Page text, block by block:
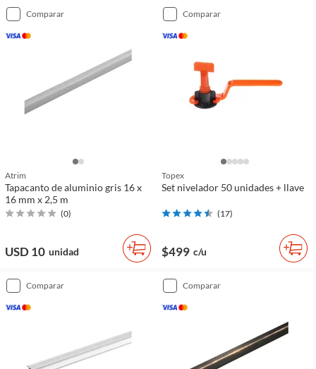
comparar
Atrim
Tapacanto de aluminio gris 16 x
16 mm x 2,5 m
(0)
USD 10 unidad
comparar
Topex
Set nivelador 50 unidades + llave
(17)
$499 c/u
comparar comparar